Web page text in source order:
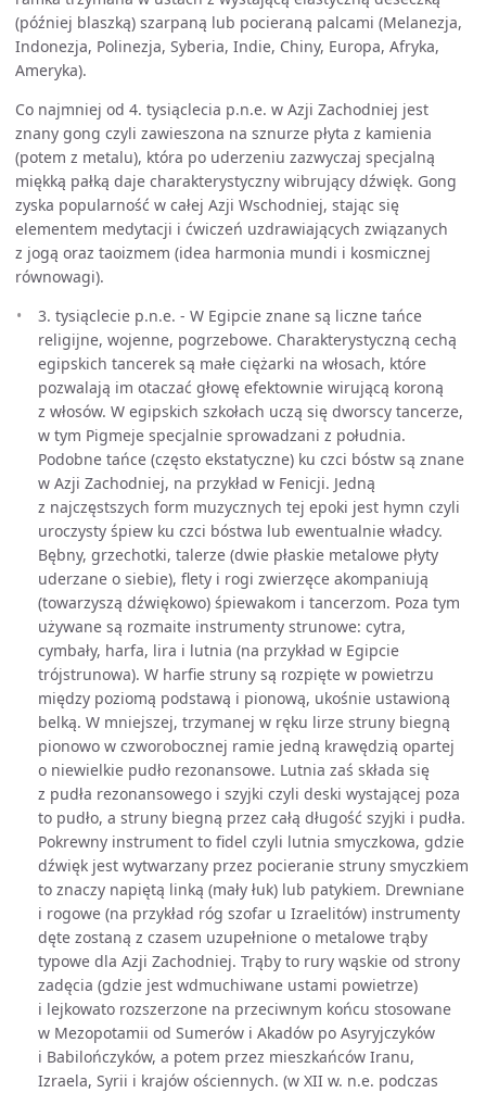
(później blaszką) szarpaną lub pocieraną palcami (Melanezja,
Indonezja, Polinezja, Syberia, Indie, Chiny, Europa, Afryka,
Ameryka).
Co najmniej od 4. tysiąclecia p.n.e. w Azji Zachodniej jest
znany gong czyli zawieszona na sznurze płyta z kamienia
(potem z metalu), która po uderzeniu zazwyczaj specjalną
miękką pałką daje charakterystyczny wibrujący dźwięk. Gong
zyska popularność w całej Azji Wschodniej, stając się
elementem medytacji i ćwiczeń uzdrawiających związanych
z jogą oraz taoizmem (idea harmonia mundi i kosmicznej
równowagi).
3. tysiąclecie p.n.e. - W Egipcie znane są liczne tańce
religijne, wojenne, pogrzebowe. Charakterystyczną cechą
egipskich tancerek są małe ciężarki na włosach, które
pozwalają im otaczać głowę efektownie wirującą koroną
z włosów. W egipskich szkołach uczą się dworscy tancerze,
w tym Pigmeje specjalnie sprowadzani z południa.
Podobne tańce (często ekstatyczne) ku czci bóstw są znane
w Azji Zachodniej, na przykład w Fenicji. Jedną
z najczęstszych form muzycznych tej epoki jest hymn czyli
uroczysty śpiew ku czci bóstwa lub ewentualnie władcy.
Bębny, grzechotki, talerze (dwie płaskie metalowe płyty
uderzane o siebie), flety i rogi zwierzęce akompaniują
(towarzyszą dźwiękowo) śpiewakom i tancerzom. Poza tym
używane są rozmaite instrumenty strunowe: cytra,
cymbały, harfa, lira i lutnia (na przykład w Egipcie
trójstrunowa). W harfie struny są rozpięte w powietrzu
między poziomą podstawą i pionową, ukośnie ustawioną
belką. W mniejszej, trzymanej w ręku lirze struny biegną
pionowo w czworobocznej ramie jedną krawędzią opartej
o niewielkie pudło rezonansowe. Lutnia zaś składa się
z pudła rezonansowego i szyjki czyli deski wystającej poza
to pudło, a struny biegną przez całą długość szyjki i pudła.
Pokrewny instrument to fidel czyli lutnia smyczkowa, gdzie
dźwięk jest wytwarzany przez pocieranie struny smyczkiem
to znaczy napiętą linką (mały łuk) lub patykiem. Drewniane
i rogowe (na przykład róg szofar u Izraelitów) instrumenty
dęte zostaną z czasem uzupełnione o metalowe trąby
typowe dla Azji Zachodniej. Trąby to rury wąskie od strony
zadęcia (gdzie jest wdmuchiwane ustami powietrze)
i lejkowato rozszerzone na przeciwnym końcu stosowane
w Mezopotamii od Sumerów i Akadów po Asyryjczyków
i Babilończyków, a potem przez mieszkańców Iranu,
Izraela, Syrii i krajów ościennych. (w XII w. n.e. podczas